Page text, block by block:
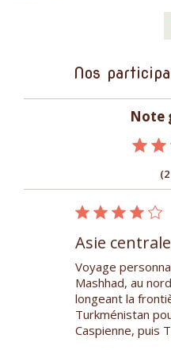
Nos
Note
Asie centrale
Voyage
Mashhad, au
longeant la
Turkménistan
Caspienne, puis